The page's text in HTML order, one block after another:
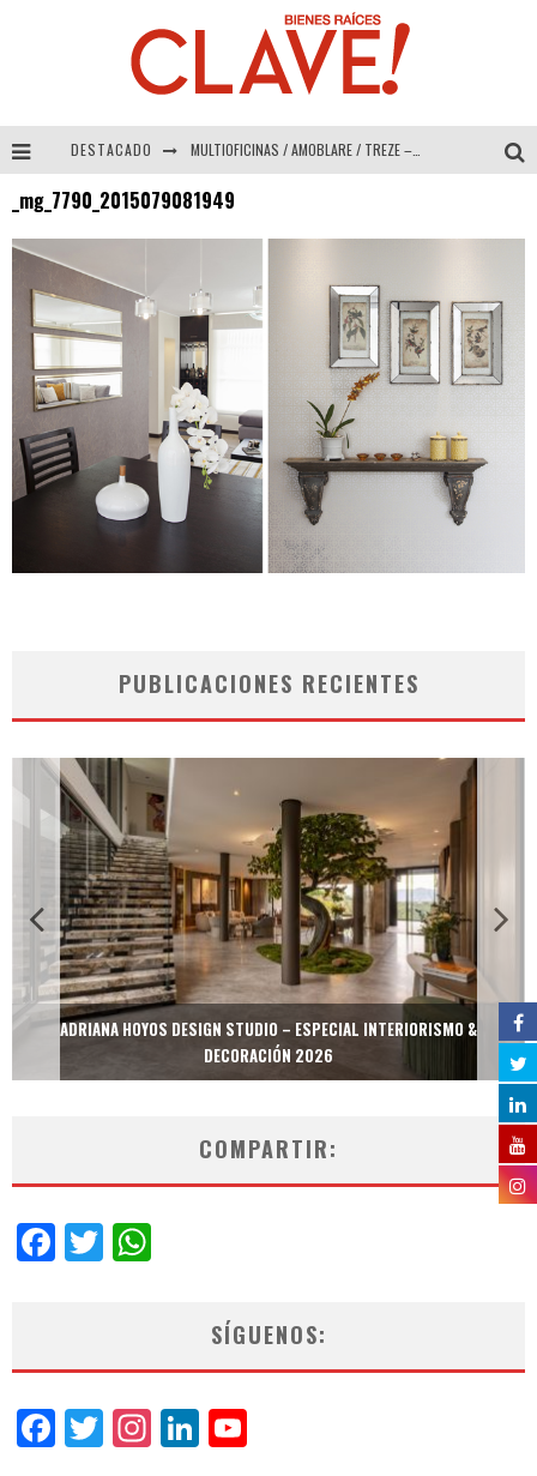
DESTACADO MULTIOFICINAS / AMOBLARE / TREZE – Especial Interiorismo & Decoración 2026
COLINEAL – Especial Interiorismo & Decoración 2026
_mg_7790_2015079081949
PUBLICACIONES RECIENTES
ADRIANA HOYOS DESIGN STUDIO – ESPECIAL INTERIORISMO &
DECORACIÓN 2026
COMPARTIR:
Facebook
Twitter
SÍGUENOS:
Facebook
Twitter
Instagram
LinkedIn